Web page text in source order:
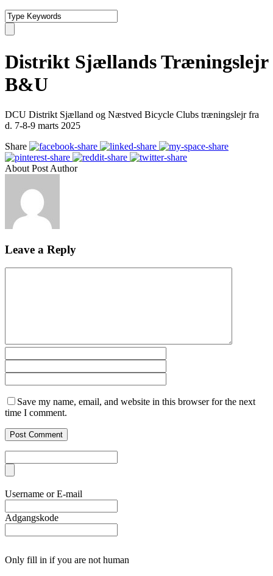
Distrikt Sjællands Træningslejr
B&U
DCU Distrikt Sjælland og Næstved Bicycle Clubs træningslejr fra
d. 7-8-9 marts 2025
Share
About Post Author
Leave a Reply
Save my name, email, and website in this browser for the next
time I comment.
Username or E-mail
Adgangskode
Only fill in if you are not human